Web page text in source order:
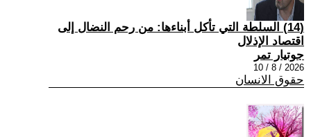
(14) السلطة التي تأكل أبناءها: من رحم النضال إلى
اقتصاد الإذلال
جوتيار تمر
2026 / 8 / 10
حقوق الانسان